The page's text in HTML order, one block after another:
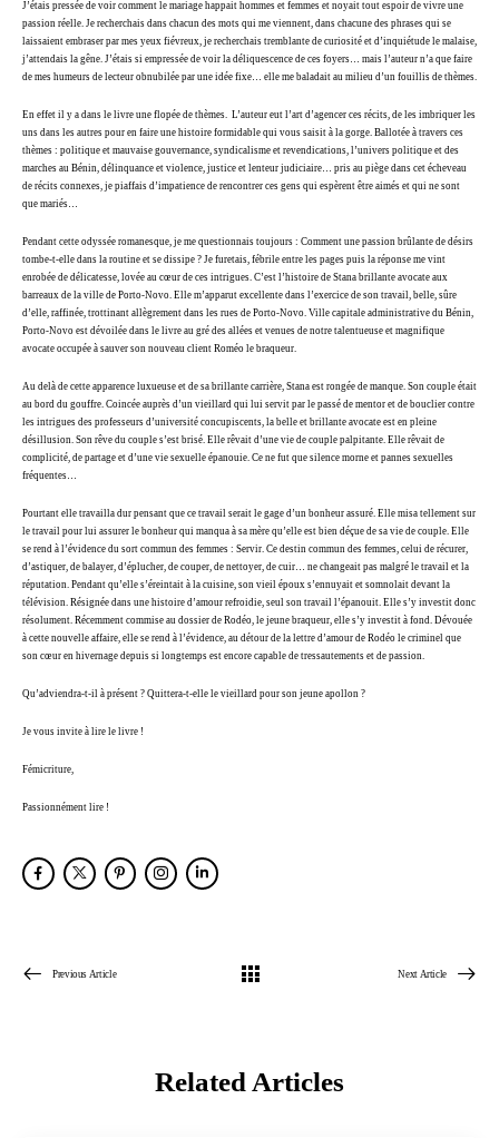
J’étais pressée de voir comment le mariage happait hommes et femmes et noyait tout espoir de vivre une
passion réelle. Je recherchais dans chacun des mots qui me viennent, dans chacune des phrases qui se
laissaient embraser par mes yeux fiévreux, je recherchais tremblante de curiosité et d’inquiétude le malaise,
j’attendais la gêne. J’étais si empressée de voir la déliquescence de ces foyers… mais l’auteur n’a que faire
de mes humeurs de lecteur obnubilée par une idée fixe… elle me baladait au milieu d’un fouillis de thèmes.
En effet il y a dans le livre une flopée de thèmes. L’auteur eut l’art d’agencer ces récits, de les imbriquer les
uns dans les autres pour en faire une histoire formidable qui vous saisit à la gorge. Ballotée à travers ces
thèmes : politique et mauvaise gouvernance, syndicalisme et revendications, l’univers politique et des
marches au Bénin, délinquance et violence, justice et lenteur judiciaire… pris au piège dans cet écheveau
de récits connexes, je piaffais d’impatience de rencontrer ces gens qui espèrent être aimés et qui ne sont
que mariés…
Pendant cette odyssée romanesque, je me questionnais toujours : Comment une passion brûlante de désirs
tombe-t-elle dans la routine et se dissipe ? Je furetais, fébrile entre les pages puis la réponse me vint
enrobée de délicatesse, lovée au cœur de ces intrigues. C’est l’histoire de Stana brillante avocate aux
barreaux de la ville de Porto-Novo. Elle m’apparut excellente dans l’exercice de son travail, belle, sûre
d’elle, raffinée, trottinant allègrement dans les rues de Porto-Novo. Ville capitale administrative du Bénin,
Porto-Novo est dévoilée dans le livre au gré des allées et venues de notre talentueuse et magnifique
avocate occupée à sauver son nouveau client Roméo le braqueur.
Au delà de cette apparence luxueuse et de sa brillante carrière, Stana est rongée de manque. Son couple était
au bord du gouffre. Coincée auprès d’un vieillard qui lui servit par le passé de mentor et de bouclier contre
les intrigues des professeurs d’université concupiscents, la belle et brillante avocate est en pleine
désillusion. Son rêve du couple s’est brisé. Elle rêvait d’une vie de couple palpitante. Elle rêvait de
complicité, de partage et d’une vie sexuelle épanouie. Ce ne fut que silence morne et pannes sexuelles
fréquentes…
Pourtant elle travailla dur pensant que ce travail serait le gage d’un bonheur assuré. Elle misa tellement sur
le travail pour lui assurer le bonheur qui manqua à sa mère qu’elle est bien déçue de sa vie de couple. Elle
se rend à l’évidence du sort commun des femmes : Servir. Ce destin commun des femmes, celui de récurer,
d’astiquer, de balayer, d’éplucher, de couper, de nettoyer, de cuir… ne changeait pas malgré le travail et la
réputation. Pendant qu’elle s’éreintait à la cuisine, son vieil époux s’ennuyait et somnolait devant la
télévision. Résignée dans une histoire d’amour refroidie, seul son travail l’épanouit. Elle s’y investit donc
résolument. Récemment commise au dossier de Rodéo, le jeune braqueur, elle s’y investit à fond. Dévouée
à cette nouvelle affaire, elle se rend à l’évidence, au détour de la lettre d’amour de Rodéo le criminel que
son cœur en hivernage depuis si longtemps est encore capable de tressautements et de passion.
Qu’adviendra-t-il à présent ? Quittera-t-elle le vieillard pour son jeune apollon ?
Je vous invite à lire le livre !
Fémicriture,
Passionnément lire !
Previous Article Next Article
Related Articles